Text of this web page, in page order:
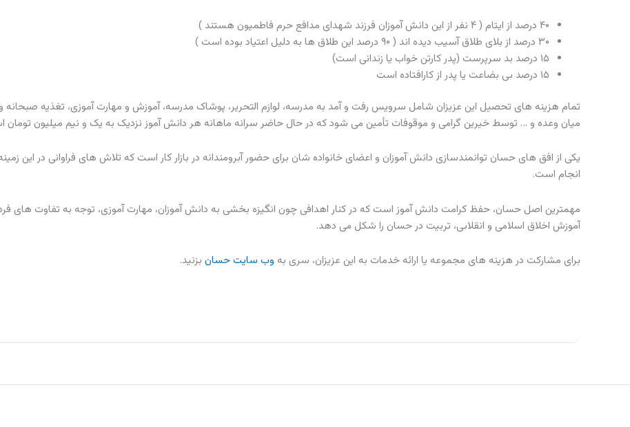
۴۰ درصد از ایتام ( ۴ نفر از این دانش آموزان فرزند شهدای مدافع حرم فاطمیون هستند )
۳۰ درصد از بلای طلاق آسیب دیده اند ( ۹۰ درصد این طلاق ها به دلیل اعتیاد بوده است )
۱۵ درصد بد سرپرست (پدر کارتن خواب یا زندانی است)
۱۵ درصد بی بضاعت یا پدر از کارافتاده است
تمام هزینه های تحصیل این عزیزان شامل سرویس رفت و آمد به مدرسه، لوازم التحریر، پوشاک مدرسه، آموزش و مهارت آموزی، تغذیه صبحانه و
میان وعده و … توسط خیرین گرامی و موقوفات تأمین می شود که در حال حاضر سرانه ماهانه هر دانش آموز نزدیک به یک و نیم میلیون تومان
یکی از افق های حسان توانمندسازی دانش آموزان و اعضای خانواده شان برای حضور آبرومندانه در بازار کار است که تلاش های فراوانی در این
انجام است.
مهمترین اصل حسان، حفظ کرامت دانش آموز است که در کنار اهدافی چون انگیزه بخشی به دانش آموزان، مهارت آموزی، توجه به تفاوت های
آموزش اخلاق اسلامی و انقلابی، تربیت در حسان را شکل می دهد.
برای مشارکت در هزینه های مجموعه یا ارائه خدمات به این عزیزان، سری به وب سایت حسان بزنید.